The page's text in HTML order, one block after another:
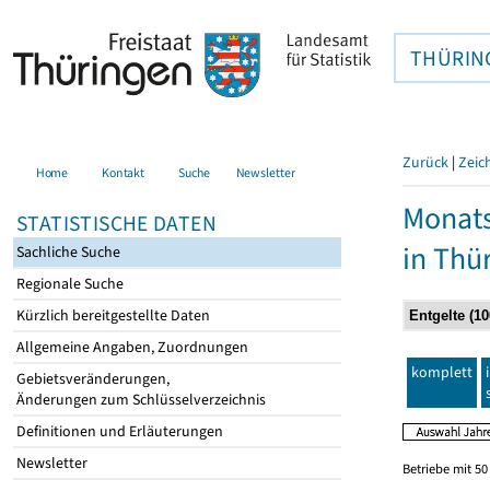
Home Kontakt Suche Newsletter
STATISTISCHE DATEN
Sachliche Suche
Regionale Suche
Kürzlich bereitgestellte Daten
Allgemeine Angaben, Zuordnungen
Gebietsveränderungen,
Änderungen zum Schlüsselverzeichnis
Definitionen und Erläuterungen
Newsletter
Zurück |
in
komplett
Betriebe mit